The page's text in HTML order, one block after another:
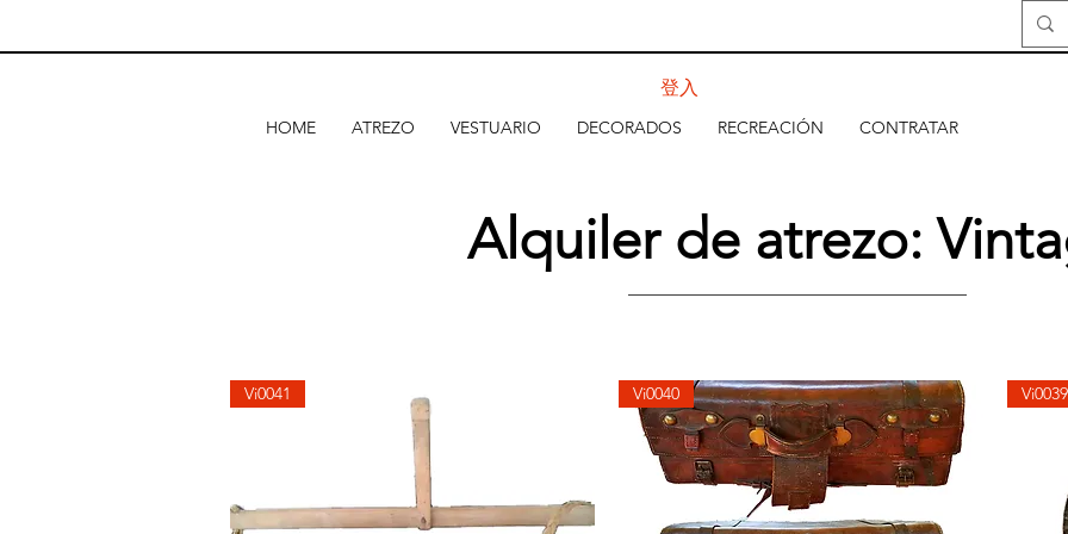
HOME ATREZO VESTUARIO DECORADOS RECREACIÓN CONTRATAR
登入
Alquiler de atrezo:
Vi0041 Vi0040 Vi0039